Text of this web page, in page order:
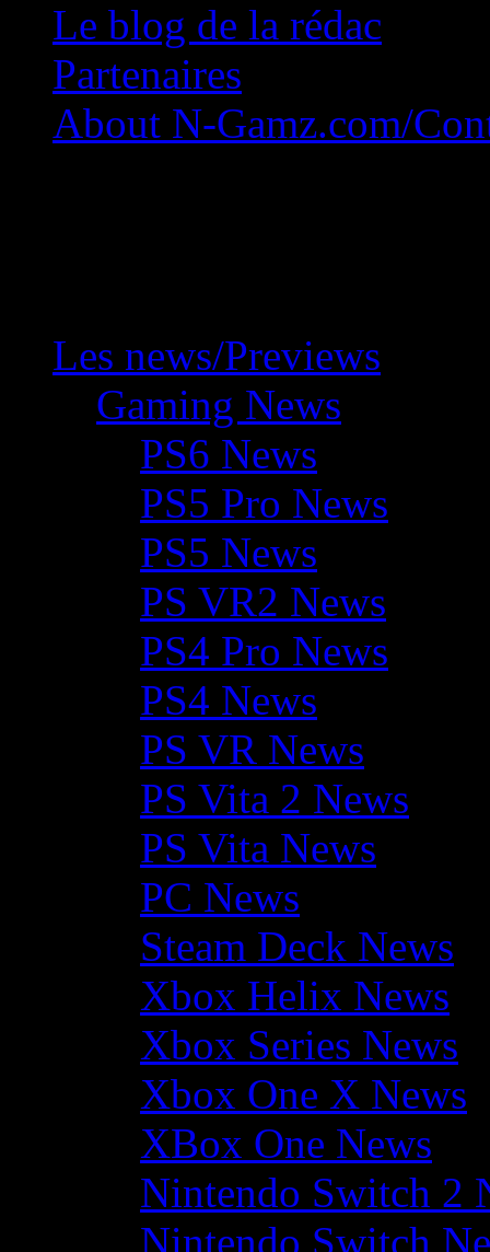
Le blog de la rédac
Partenaires
About N-Gamz.com/
Les news/Previews
Gaming News
PS6 News
PS5 Pro News
PS5 News
PS VR2 News
PS4 Pro News
PS4 News
PS VR News
PS Vita 2 News
PS Vita News
PC News
Steam Deck News
Xbox Helix News
Xbox Series News
Xbox One X News
XBox One News
Nintendo Switch 2
Nintendo Switch